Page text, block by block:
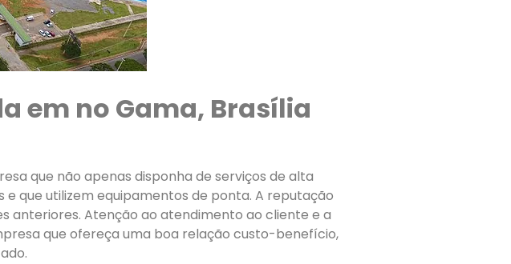
em no Gama, Brasília
que não apenas disponha de serviços de alta
que utilizem equipamentos de ponta. A reputação
anteriores. Atenção ao atendimento ao cliente e a
que ofereça uma boa relação custo-benefício,